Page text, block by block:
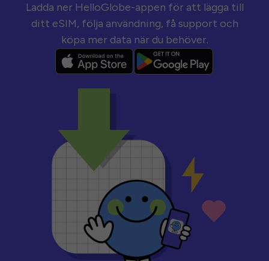
Ladda ner HelloGlobe-appen för att lägga till
ditt eSIM, följa användning, få support och
köpa mer data när du behöver.